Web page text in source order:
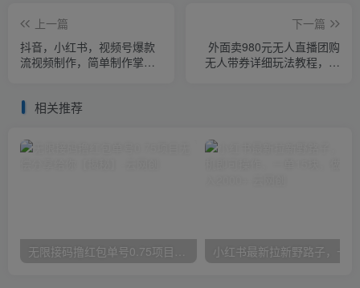
上一篇
抖音，小红书，视频号爆款
流视频制作，简单制作掌握
下一篇
外面卖980元无人直播团购
无人带券详细玩法教程，新
相关推荐
无限接码撸红包单号0.75项目无偿分享给你【揭秘】